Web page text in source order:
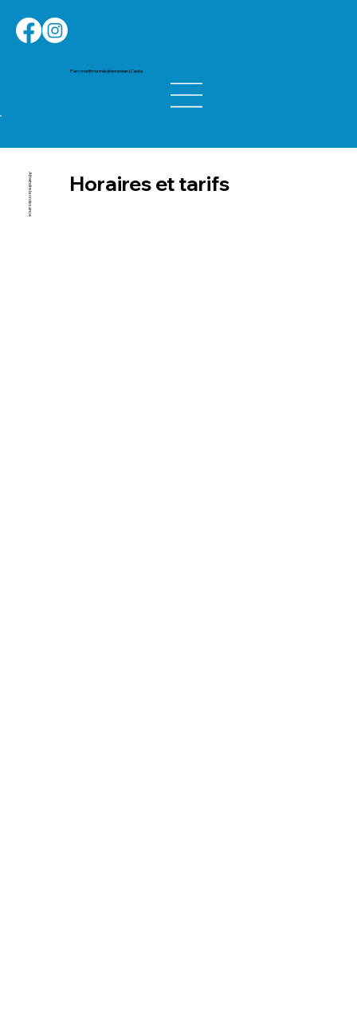
Parc maritime méditerranéen | Ceuta
Atteindre la croissance Horaires et tarifs